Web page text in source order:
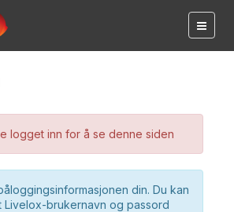
logget inn for å se denne siden
din. Du kan
Livelox-brukernavn og passord